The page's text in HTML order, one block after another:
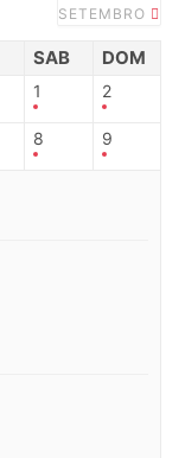
SETEMBRO
SAB DOM
1 2
8 9